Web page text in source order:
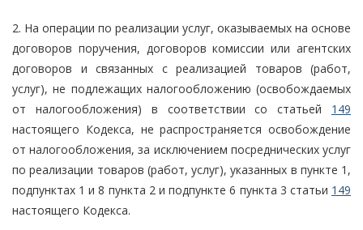
2. На операции по реализации услуг, оказываемых на основе
договоров поручения, договоров комиссии или агентских
договоров и связанных с реализацией товаров (работ,
услуг), не подлежащих налогообложению (освобождаемых
от налогообложения) в соответствии со статьей 149
настоящего Кодекса, не распространяется освобождение
от налогообложения, за исключением посреднических услуг
по реализации товаров (работ, услуг), указанных в пункте 1,
подпунктах 1 и 8 пункта 2 и подпункте 6 пункта 3 статьи 149
настоящего Кодекса.